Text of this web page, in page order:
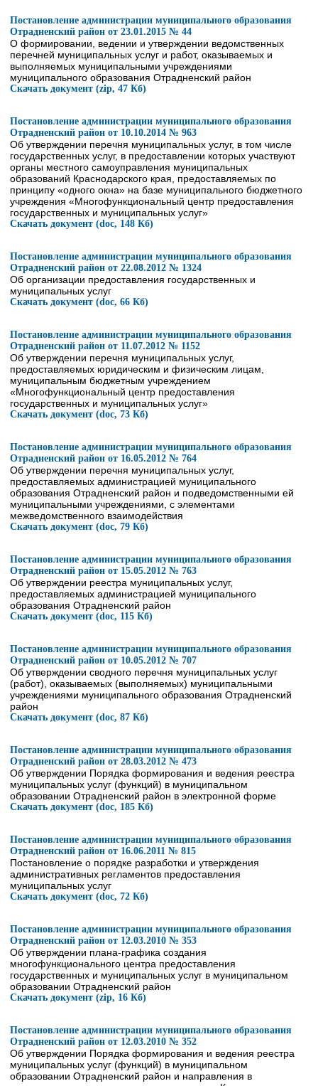
Постановление администрации муниципального образования
Отрадненский район от 23.01.2015 № 44
О формировании, ведении и утверждении ведомственных
перечней муниципальных услуг и работ, оказываемых и
выполняемых муниципальными учреждениями
муниципального образования Отрадненский район
Скачать документ (zip, 47 Кб)
Постановление администрации муниципального образования
Отрадненский район от 10.10.2014 № 963
Об утверждении перечня муниципальных услуг, в том числе
государственных услуг, в предоставлении которых участвуют
органы местного самоуправления муниципальных
образований Краснодарского края, предоставляемых по
принципу «одного окна» на базе муниципального бюджетного
учреждения «Многофункциональный центр предоставления
государственных и муниципальных услуг»
Скачать документ (doc, 148 Кб)
Постановление администрации муниципального образования
Отрадненский район от 22.08.2012 № 1324
Об организации предоставления государственных и
муниципальных услуг
Скачать документ (doc, 66 Кб)
Постановление администрации муниципального образования
Отрадненский район от 11.07.2012 № 1152
Об утверждении перечня муниципальных услуг,
предоставляемых юридическим и физическим лицам,
муниципальным бюджетным учреждением
«Многофункциональный центр предоставления
государственных и муниципальных услуг»
Скачать документ (doc, 73 Кб)
Постановление администрации муниципального образования
Отрадненский район от 16.05.2012 № 764
Об утверждении перечня муниципальных услуг,
предоставляемых администрацией муниципального
образования Отрадненский район и подведомственными ей
муниципальными учреждениями, с элементами
межведомственного взаимодействия
Скачать документ (doc, 79 Кб)
Постановление администрации муниципального образования
Отрадненский район от 15.05.2012 № 763
Об утверждении реестра муниципальных услуг,
предоставляемых администрацией муниципального
образования Отрадненский район
Скачать документ (doc, 115 Кб)
Постановление администрации муниципального образования
Отрадненский район от 10.05.2012 № 707
Об утверждении сводного перечня муниципальных услуг
(работ), оказываемых (выполняемых) муниципальными
учреждениями муниципального образования Отрадненский
район
Скачать документ (doc, 87 Кб)
Постановление администрации муниципального образования
Отрадненский район от 28.03.2012 № 473
Об утверждении Порядка формирования и ведения реестра
муниципальных услуг (функций) в муниципальном
образовании Отрадненский район в электронной форме
Скачать документ (doc, 185 Кб)
Постановление администрации муниципального образования
Отрадненский район от 16.06.2011 № 815
Постановление о порядке разработки и утверждения
административных регламентов предоставления
муниципальных услуг
Скачать документ (doc, 72 Кб)
Постановление администрации муниципального образования
Отрадненский район от 12.03.2010 № 353
Об утверждении плана-графика создания
многофункционального центра предоставления
государственных и муниципальных услуг в муниципальном
образовании Отрадненский район
Скачать документ (zip, 16 Кб)
Постановление администрации муниципального образования
Отрадненский район от 12.03.2010 № 352
Об утверждении Порядка формирования и ведения реестра
муниципальных услуг (функций) в муниципальном
образовании Отрадненский район и направления в